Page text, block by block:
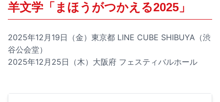
羊文学「まほうがつかえる2025」
2025年12月19日（金）東京都 LINE CUBE SHIBUYA（渋
谷公会堂）
2025年12月25日（木）大阪府 フェスティバルホール